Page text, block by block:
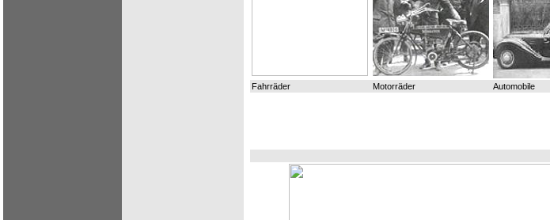
Fahrräder Motorräder Automobile